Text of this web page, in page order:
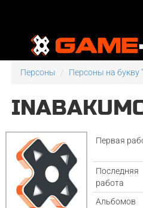
Персоны Персоны на букву
Первая
Последняя
работа
Альбомов